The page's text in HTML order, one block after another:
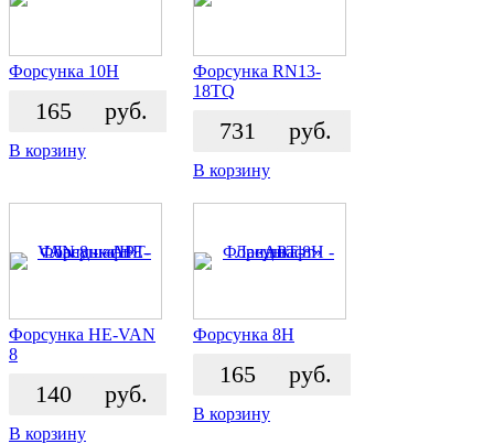
Форсунка 10H
165 руб.
В корзину
Форсунка RN13-
18TQ
731 руб.
В корзину
Форсунка HE-VAN
8
140 руб.
В корзину
Форсунка 8H
165 руб.
В корзину